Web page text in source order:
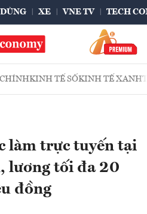
XE VNE TV TECH
KINH TẾ SỐKINH TẾ XANH
làm trực tuyến tại
lương tối đa 20
đồng